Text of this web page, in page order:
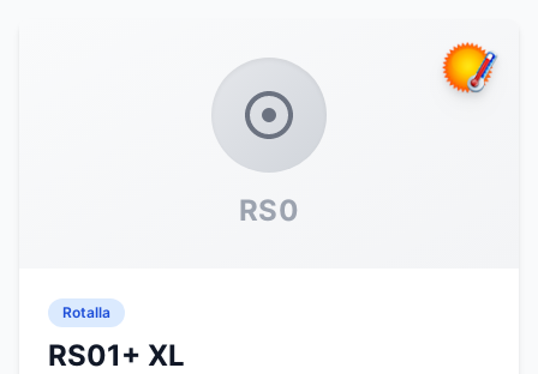
RS0
Rotalla
RS01+ XL